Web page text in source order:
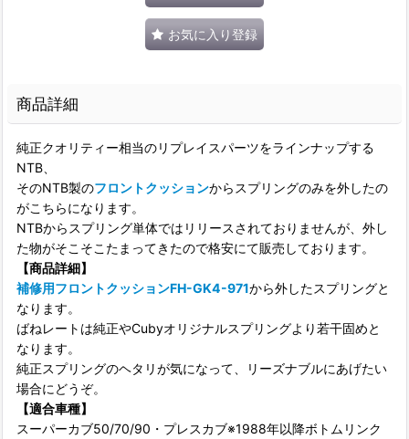
お気に入り登録
商品詳細
純正クオリティー相当のリプレイスパーツをラインナップする
NTB、
そのNTB製のフロントクッションからスプリングのみを外したの
がこちらになります。
NTBからスプリング単体ではリリースされておりませんが、外し
た物がそこそこたまってきたので格安にて販売しております。
【商品詳細】
補修用フロントクッションFH-GK4-971から外したスプリングと
なります。
ばねレートは純正やCubyオリジナルスプリングより若干固めと
なります。
純正スプリングのヘタリが気になって、リーズナブルにあげたい
場合にどうぞ。
【適合車種】
スーパーカブ50/70/90・プレスカブ※1988年以降ボトムリンク